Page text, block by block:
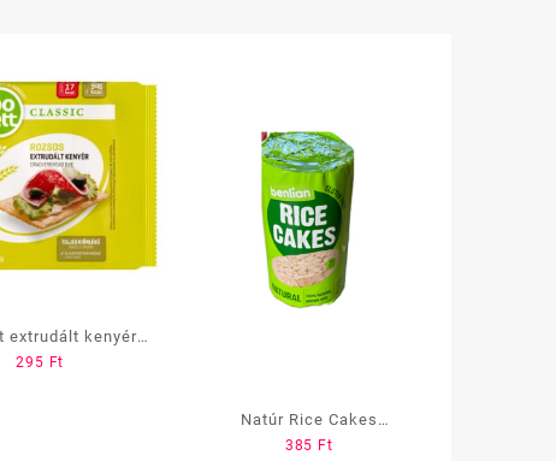
extrudált kenyér
Rozsos
295 Ft
Natúr Rice Cakes
puffasztott rizs
385 Ft